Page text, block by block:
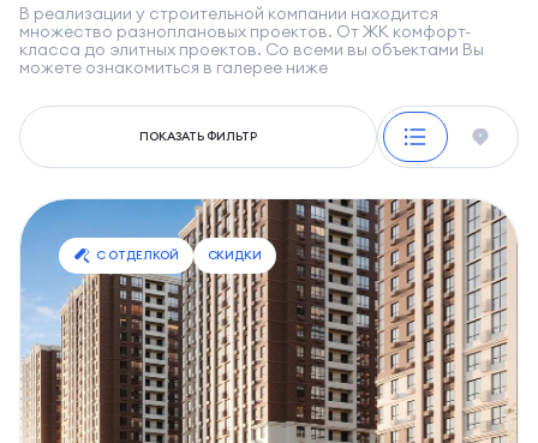
В реализации у строительной компании находится
множество разноплановых проектов. От ЖК комфорт-
класса до элитных проектов. Со всеми вы объектами Вы
можете ознакомиться в галерее ниже
ПОКАЗАТЬ ФИЛЬТР
С ОТДЕЛКОЙ СКИДКИ